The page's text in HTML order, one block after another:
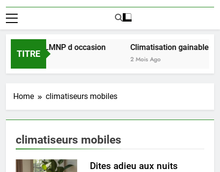
TITRE
l achat LMNP d occasion Climatisation gainable
2 Mois Ago
Home climatiseurs mobiles
climatiseurs mobiles
Dites adieu aux nuits